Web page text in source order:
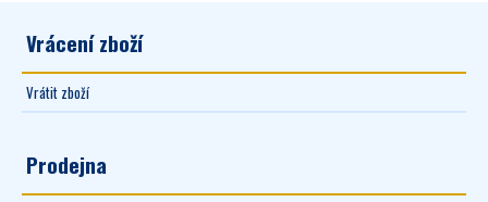
Vrácení zboží
Vrátit zboží
Prodejna